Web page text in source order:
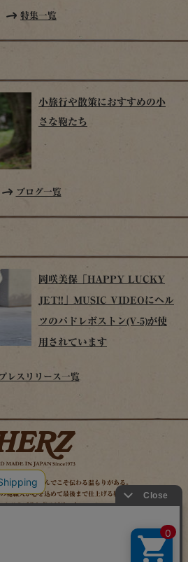
特集一覧
小旅行や散策におすすめの小
さな鞄たち
ブログ一覧
岡咲美保「HAPPY LUCKY
JET!!」MUSIC VIDEOにヘル
ツのパドレボストン(V-5)が使
用されています
プレスリリース一覧
ある。使い込んでこそ伝わる温もりがある。
鞄職人が心を込めて最後まで仕上げる鞄作り。
ルツのブランドスピリット。